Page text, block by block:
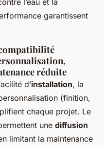
l’eau et la
garantissent
réduite
d’installation, la
(finition,
chaque projet. Le
une diffusion
limitant la maintenance